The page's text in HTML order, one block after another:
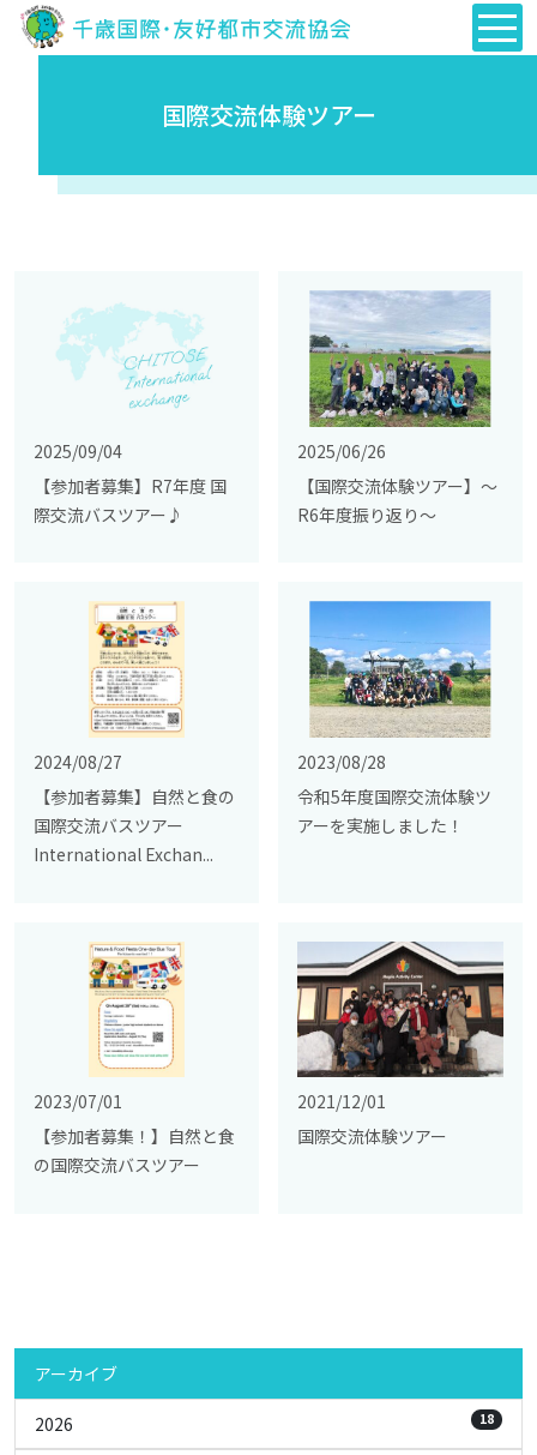
国際交流体験ツアー
2025/09/04
【参加者募集】R7年度 国
際交流バスツアー♪
2025/06/26
【国際交流体験ツアー】～
R6年度振り返り～
2024/08/27
【参加者募集】自然と食の
国際交流バスツアー
International Exchan...
2023/08/28
令和5年度国際交流体験ツ
アーを実施しました！
2023/07/01
【参加者募集！】自然と食
の国際交流バスツアー
2021/12/01
国際交流体験ツアー
アーカイブ
2026 18